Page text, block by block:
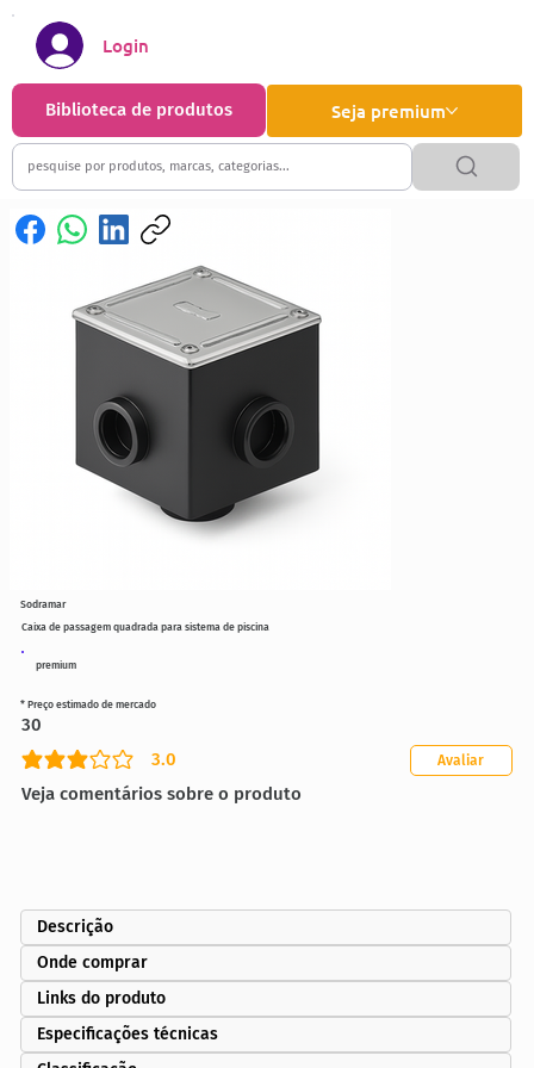
Seja premium
Biblioteca de produtos
Login
premium
Caixa de passagem quadrada para sistema de piscina
3.0
classificação média é 3 de 5
Veja comentários sobre o produto
Avaliar
* Preço estimado de mercado
30
Sodramar
Descrição
Onde comprar
Links do produto
Especificações técnicas